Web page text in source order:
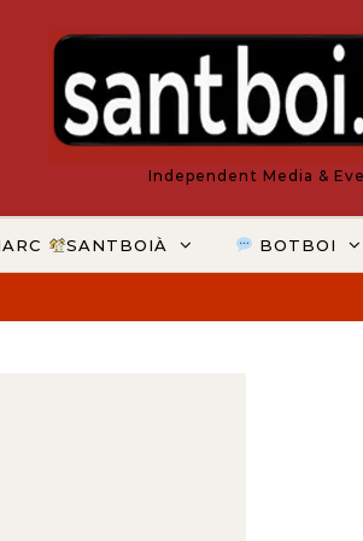
Independent Media &
SANTBOIÀ BOTBOI